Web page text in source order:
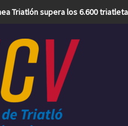
Triatlón supera los 6.600